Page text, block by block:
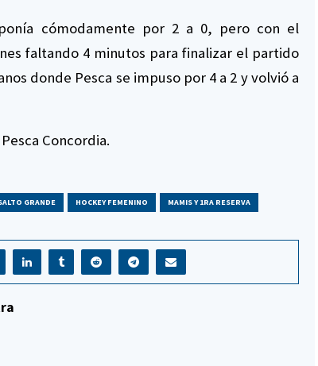
cómodamente por 2 a 0, pero con el
faltando 4 minutos para finalizar el partido
donde Pesca se impuso por 4 a 2 y volvió a
Concordia.
GRANDE HOCKEY FEMENINO MAMIS Y 1RA RESERVA